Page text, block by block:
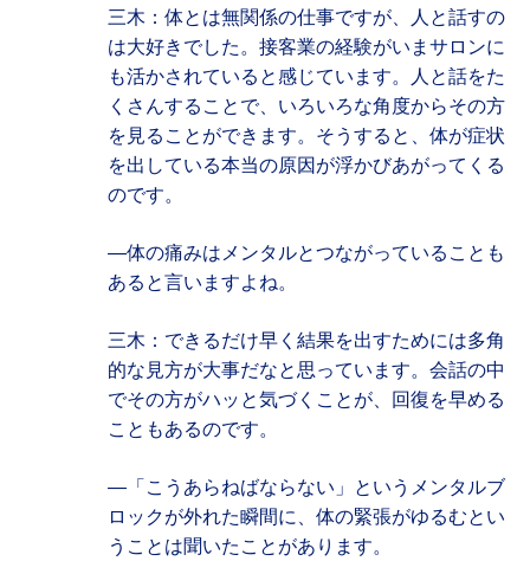
三木：体とは無関係の仕事ですが、人と話すの
は大好きでした。接客業の経験がいまサロンに
も活かされていると感じています。人と話をた
くさんすることで、いろいろな角度からその方
を見ることができます。そうすると、体が症状
を出している本当の原因が浮かびあがってくる
のです。
―体の痛みはメンタルとつながっていることも
あると言いますよね。
三木：できるだけ早く結果を出すためには多角
的な見方が大事だなと思っています。会話の中
でその方がハッと気づくことが、回復を早める
こともあるのです。
―「こうあらねばならない」というメンタルブ
ロックが外れた瞬間に、体の緊張がゆるむとい
うことは聞いたことがあります。